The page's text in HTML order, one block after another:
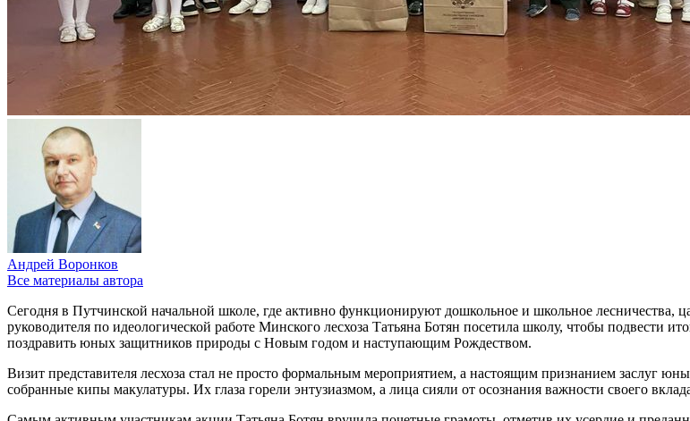
Андрей Воронков
Все материалы автора
Сегодня в Путчинской начальной школе, где активно функционируют дошкольное и школьное лесничества,
руководителя по идеологической работе Минского лесхоза Татьяна Ботян посетила школу, чтобы подвести
поздравить юных защитников природы с Новым годом и наступающим Рождеством.
Визит представителя лесхоза стал не просто формальным мероприятием, а настоящим признанием заслуг
собранные кипы макулатуры. Их глаза горели энтузиазмом, а лица сияли от осознания важности своего